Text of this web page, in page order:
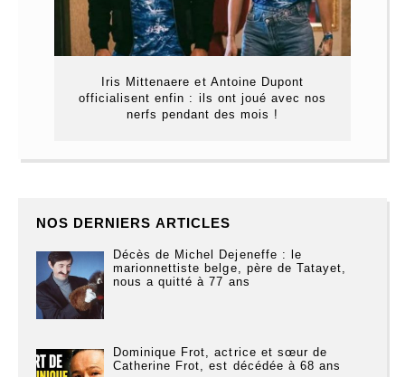
Iris Mittenaere et Antoine Dupont
officialisent enfin : ils ont joué avec nos
nerfs pendant des mois !
NOS DERNIERS ARTICLES
Décès de Michel Dejeneffe : le
marionnettiste belge, père de Tatayet,
nous a quitté à 77 ans
Dominique Frot, actrice et sœur de
Catherine Frot, est décédée à 68 ans